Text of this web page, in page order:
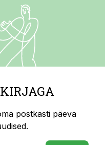
postkasti päeva